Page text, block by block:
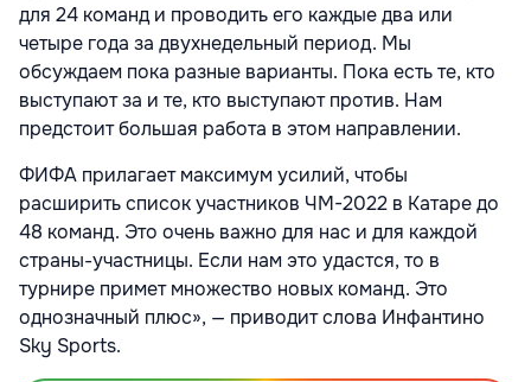
для 24 команд и проводить его каждые два или
четыре года за двухнедельный период. Мы
обсуждаем пока разные варианты. Пока есть те, кто
выступают за и те, кто выступают против. Нам
предстоит большая работа в этом направлении.
ФИФА прилагает максимум усилий, чтобы
расширить список участников ЧМ-2022 в Катаре до
48 команд. Это очень важно для нас и для каждой
страны-участницы. Если нам это удастся, то в
турнире примет множество новых команд. Это
однозначный плюс», — приводит слова Инфантино
Sky Sports.